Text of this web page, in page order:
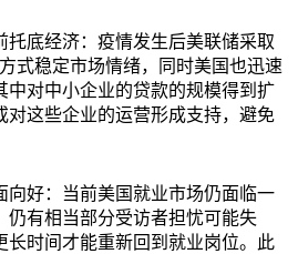
托底经济：疫情发生后美联储采取
式稳定市场情绪，同时美国也迅速
中对中小企业的贷款的规模得到扩
对这些企业的运营形成支持，避免
向好：当前美国就业市场仍面临一
仍有相当部分受访者担忧可能失
长时间才能重新回到就业岗位。此